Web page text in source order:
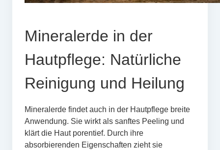
Mineralerde in der
Hautpflege: Natürliche
Reinigung und Heilung
Mineralerde findet auch in der Hautpflege breite
Anwendung. Sie wirkt als sanftes Peeling und
klärt die Haut porentief. Durch ihre
absorbierenden Eigenschaften zieht sie